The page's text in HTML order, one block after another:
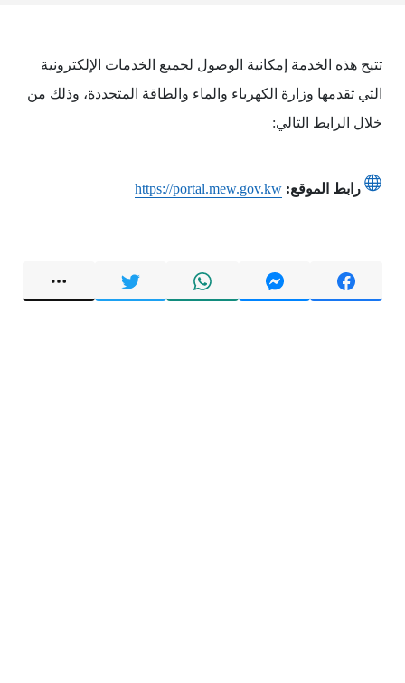
تتيح هذه الخدمة إمكانية الوصول لجميع الخدمات الإلكترونية
التي تقدمها وزارة الكهرباء والماء والطاقة المتجددة، وذلك من
خلال الرابط التالي:
رابط الموقع: https://portal.mew.gov.kw